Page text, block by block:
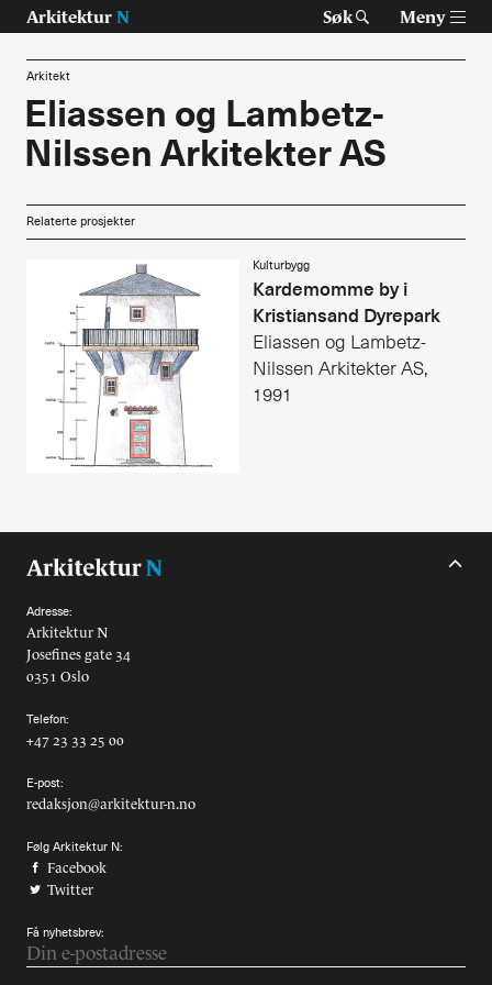
Arkitektur N Søk Meny
Tidsskrift for arkitektur, interiør og landskap
Temaer
Prosjekter
Artikler
Om Arkitektur N
Siste utgave
Tidligere utgaver
Abonnere
Made in Norway
Bokomtaler
Forfattere
Arkitekter
Tast retur for å søke eller esc for å lukke
Arkitekt
Eliassen og Lambetz-
Nilssen Arkitekter AS
Relaterte prosjekter
Kulturbygg
Kardemomme by i
Kristiansand Dyrepark
Eliassen og Lambetz-
Nilssen Arkitekter AS,
1991
Adresse:
Arkitektur N
Josefines gate 34
0351 Oslo
Telefon:
+47 23 33 25 00
E-post:
redaksjon@arkitektur-n.no
Følg Arkitektur N:
Facebook
Twitter
Få nyhetsbrev: